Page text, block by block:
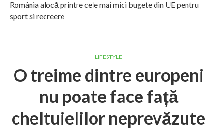
România alocă printre cele mai mici bugete din UE pentru
sport și recreere
LIFESTYLE
O treime dintre europeni
nu poate face față
cheltuielilor neprevăzute